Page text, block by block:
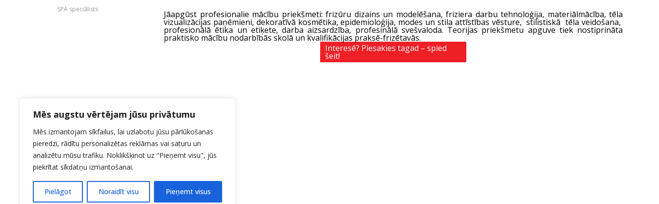
Mēs augstu vērtējam jūsu privātumu
Mēs izmantojam sīkfailus, lai uzlabotu jūsu pārlūkošanas
pieredzi, rādītu personalizētas reklāmas vai saturu un
analizētu mūsu trafiku. Noklikšķinot uz "Pieņemt visu", jūs
piekrītat sīkdatņu izmantošanai.
Pielāgot Noraidīt visu Pieņemt visus
SPA speciālists Jāapgūst profesionalie mācību priekšmeti: frizūru dizains un modelēšana, friziera darbu tehnoloģija, materiālmācība, tēla
vizualizācijas paņēmieni, dekoratīvā kosmētika, epidemioloģija, modes un stila attīstības vēsture, stilistiskā tēla veidošana,
profesionālā ētika un etiķete, darba aizsardzība, profesinālā svešvaloda. Teorijas priekšmetu apguve tiek nostiprināta
praktisko mācību nodarbībās skolā un kvalifikācijas praksē-frizētavās.
Interesē? Piesakies tagad – spied
šeit!